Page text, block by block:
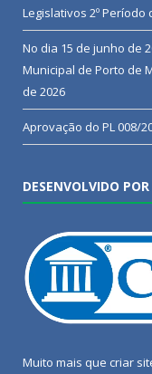
Legislativos 2º Período
No dia 15 de junho de
Municipal de Porto de
de 2026
Aprovação do PL 008/
DESENVOLVIDO
Muito mais que criar